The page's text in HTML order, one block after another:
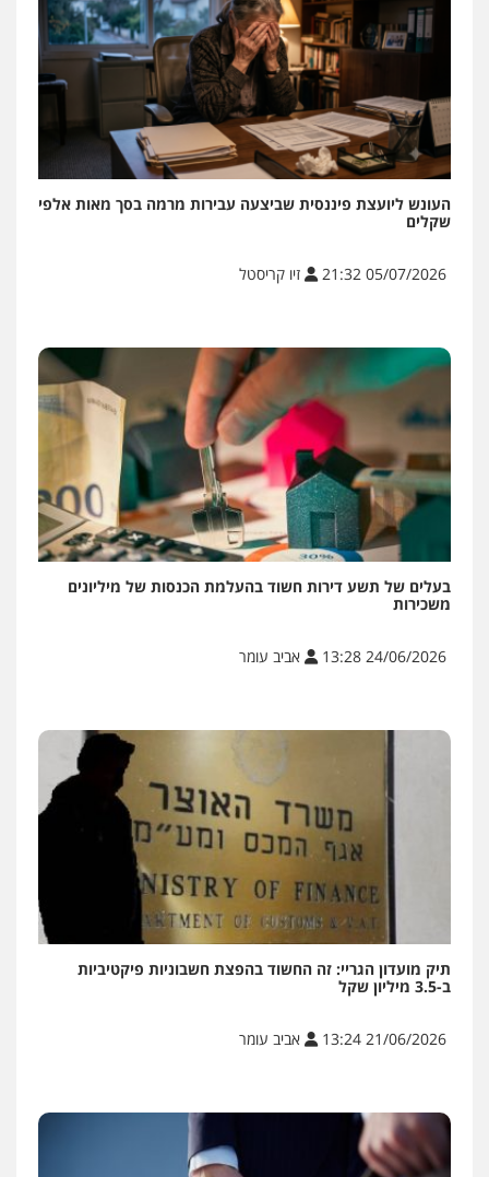
העונש ליועצת פיננסית שביצעה עבירות מרמה בסך מאות אלפי
שקלים
05/07/2026 21:32 זיו קריסטל
בעלים של תשע דירות חשוד בהעלמת הכנסות של מיליונים
משכירות
24/06/2026 13:28 אביב עומר
תיק מועדון הגריי: זה החשוד בהפצת חשבוניות פיקטיביות
ב-3.5 מיליון שקל
21/06/2026 13:24 אביב עומר